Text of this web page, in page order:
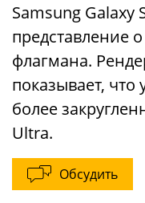
Samsung Galaxy
представление
флагмана.
показывает, что
более
Ultra.
Обсудить